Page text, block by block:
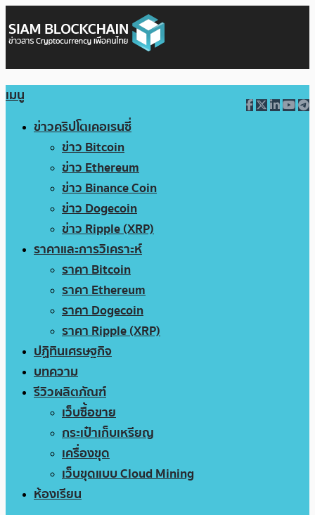
เมนู
ข่าวคริปโตเคอเรนซี่
ข่าว Bitcoin
ข่าว Ethereum
ข่าว Binance Coin
ข่าว Dogecoin
ข่าว Ripple (XRP)
ราคาและการวิเคราะห์
ราคา Bitcoin
ราคา Ethereum
ราคา Dogecoin
ราคา Ripple (XRP)
ปฏิทินเศรษฐกิจ
บทความ
รีวิวผลิตภัณฑ์
เว็บซื้อขาย
กระเป๋าเก็บเหรียญ
เครื่องขุด
เว็บขุดแบบ Cloud Mining
ห้องเรียน